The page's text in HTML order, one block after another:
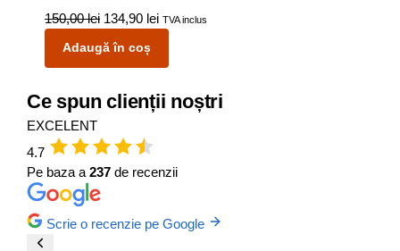
150,00lei 134,90 lei TVA inclus
Adaugă în coș
Ce spun clienții noștri
EXCELENT
4.7
Pe baza a 237 de recenzii
Scrie o recenzie pe Google